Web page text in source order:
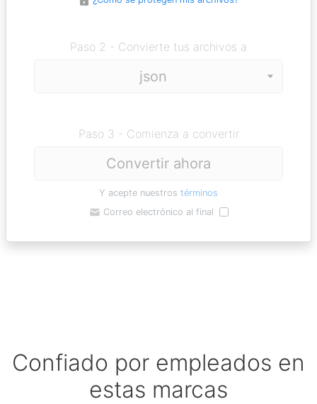
Paso 2 - Convierte tus archivos a
Paso 3 - Comienza a convertir
Convertir ahora
Y acepte nuestros términos
Correo electrónico al final
Confiado por empleados en
estas marcas